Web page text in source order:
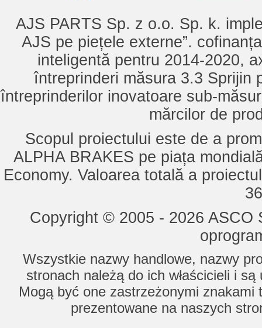
AJS PARTS Sp. z o.o. Sp. k.
AJS pe piețele externe”.
inteligentă pentru 2014-2020,
întreprinderi măsura 3.3 Sprijin
întreprinderilor inovatoare sub-
mărcilor de
Scopul proiectului este de a
ALPHA BRAKES pe piața
Economy. Valoarea totală a
Copyright © 2005 - 2026
Wszystkie nazwy handlowe, nazwy
stronach należą do ich właścicieli i
Mogą być one zastrzeżonymi znakami
prezentowane na naszych